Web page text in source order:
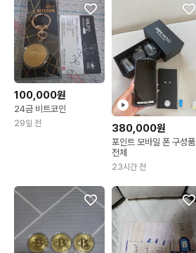
100,000원
24금 비트코인
29일 전 380,000원
포인트 모바일 폰 구성품
전체
23시간 전